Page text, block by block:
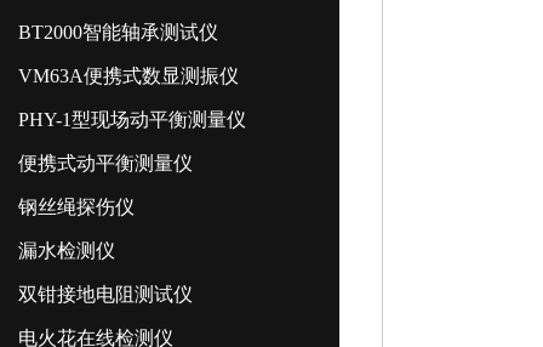
BT2000智能轴承测试仪
VM63A便携式数显测振仪
PHY-1型现场动平衡测量仪
便携式动平衡测量仪
钢丝绳探伤仪
漏水检测仪
双钳接地电阻测试仪
电火花在线检测仪